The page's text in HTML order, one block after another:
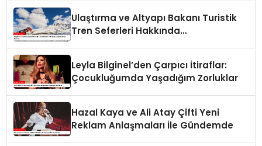
Ulaştırma ve Altyapı Bakanı Turistik
Tren Seferleri Hakkında
Leyla Bilginel’den Çarpıcı İtiraflar:
Çocukluğumda Yaşadığım Zorluklar
Hazal Kaya ve Ali Atay Çifti Yeni
Reklam Anlaşmaları İle Gündemde